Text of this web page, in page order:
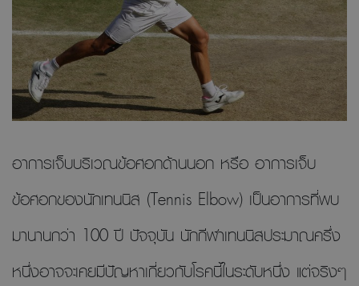
อาการเจ็บบริเวณข้อศอกด้านนอก หรือ อาการเจ็บ
ข้อศอกของนักเทนนิส (Tennis Elbow) เป็นอาการที่พบ
มานานกว่า 100 ปี ปัจจุบัน นักกีฬาเทนนิสประมาณครึ่ง
หนึ่งอาจจะเคยมีปัญหาเกี่ยวกับโรคนี้ในระดับหนึ่ง แต่จริงๆ